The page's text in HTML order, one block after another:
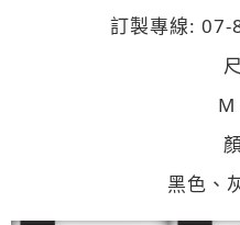
訂製專線: 07-
M
黑色、